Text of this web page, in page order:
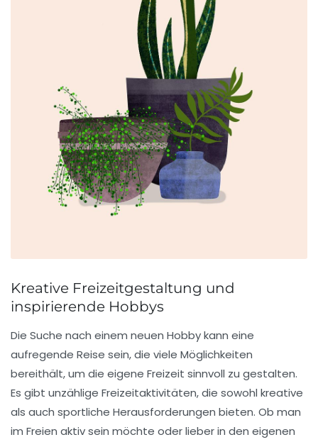
Kreative Freizeitgestaltung und
inspirierende Hobbys
Die Suche nach einem neuen Hobbykann eine
aufregende Reise sein, die viele Möglichkeiten
bereithält, um die eigene Freizeit sinnvoll zu gestalten.
Es gibt unzählige Freizeitaktivitäten, die sowohl kreative
als auch sportliche Herausforderungen bieten. Ob man
im Freien aktiv sein möchte oder lieber in den eigenen